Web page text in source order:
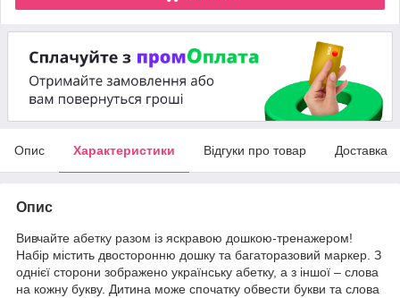
Опис Характеристики Відгуки про товар Доставка
Опис
Вивчайте абетку разом із яскравою дошкою-тренажером!
Набір містить двосторонню дошку та багаторазовий маркер. З
однієї сторони зображено українську абетку, а з іншої – слова
на кожну букву. Дитина може спочатку обвести букви та слова